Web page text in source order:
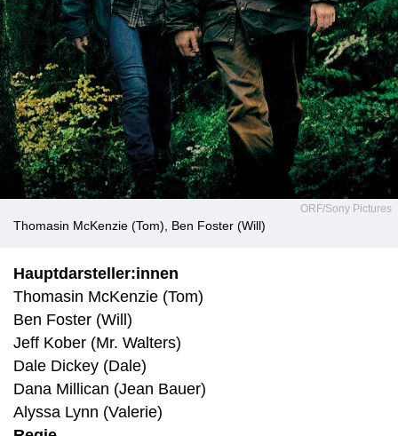
ORF/Sony Pictures
Thomasin McKenzie (Tom), Ben Foster (Will)
Hauptdarsteller:innen
Thomasin McKenzie (Tom)
Ben Foster (Will)
Jeff Kober (Mr. Walters)
Dale Dickey (Dale)
Dana Millican (Jean Bauer)
Alyssa Lynn (Valerie)